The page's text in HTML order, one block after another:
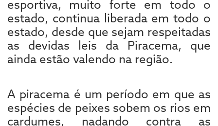
esportiva, muito forte em todo o
estado, continua liberada em todo o
estado, desde que sejam respeitadas
as devidas leis da Piracema, que
ainda estão valendo na região.
A piracema é um período em que as
espécies de peixes sobem os rios em
cardumes, nadando contra as